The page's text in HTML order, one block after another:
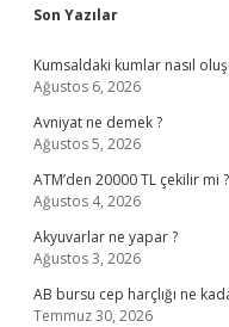
Sidebar
Son Yazılar
Kumsaldaki kumlar nasıl
Ağustos 6, 2026
Avniyat ne demek ?
Ağustos 5, 2026
ATM’den 20000 TL çekilir mi ?
Ağustos 4, 2026
Akyuvarlar ne yapar ?
Ağustos 3, 2026
AB bursu cep harçlığı ne
Temmuz 30, 2026